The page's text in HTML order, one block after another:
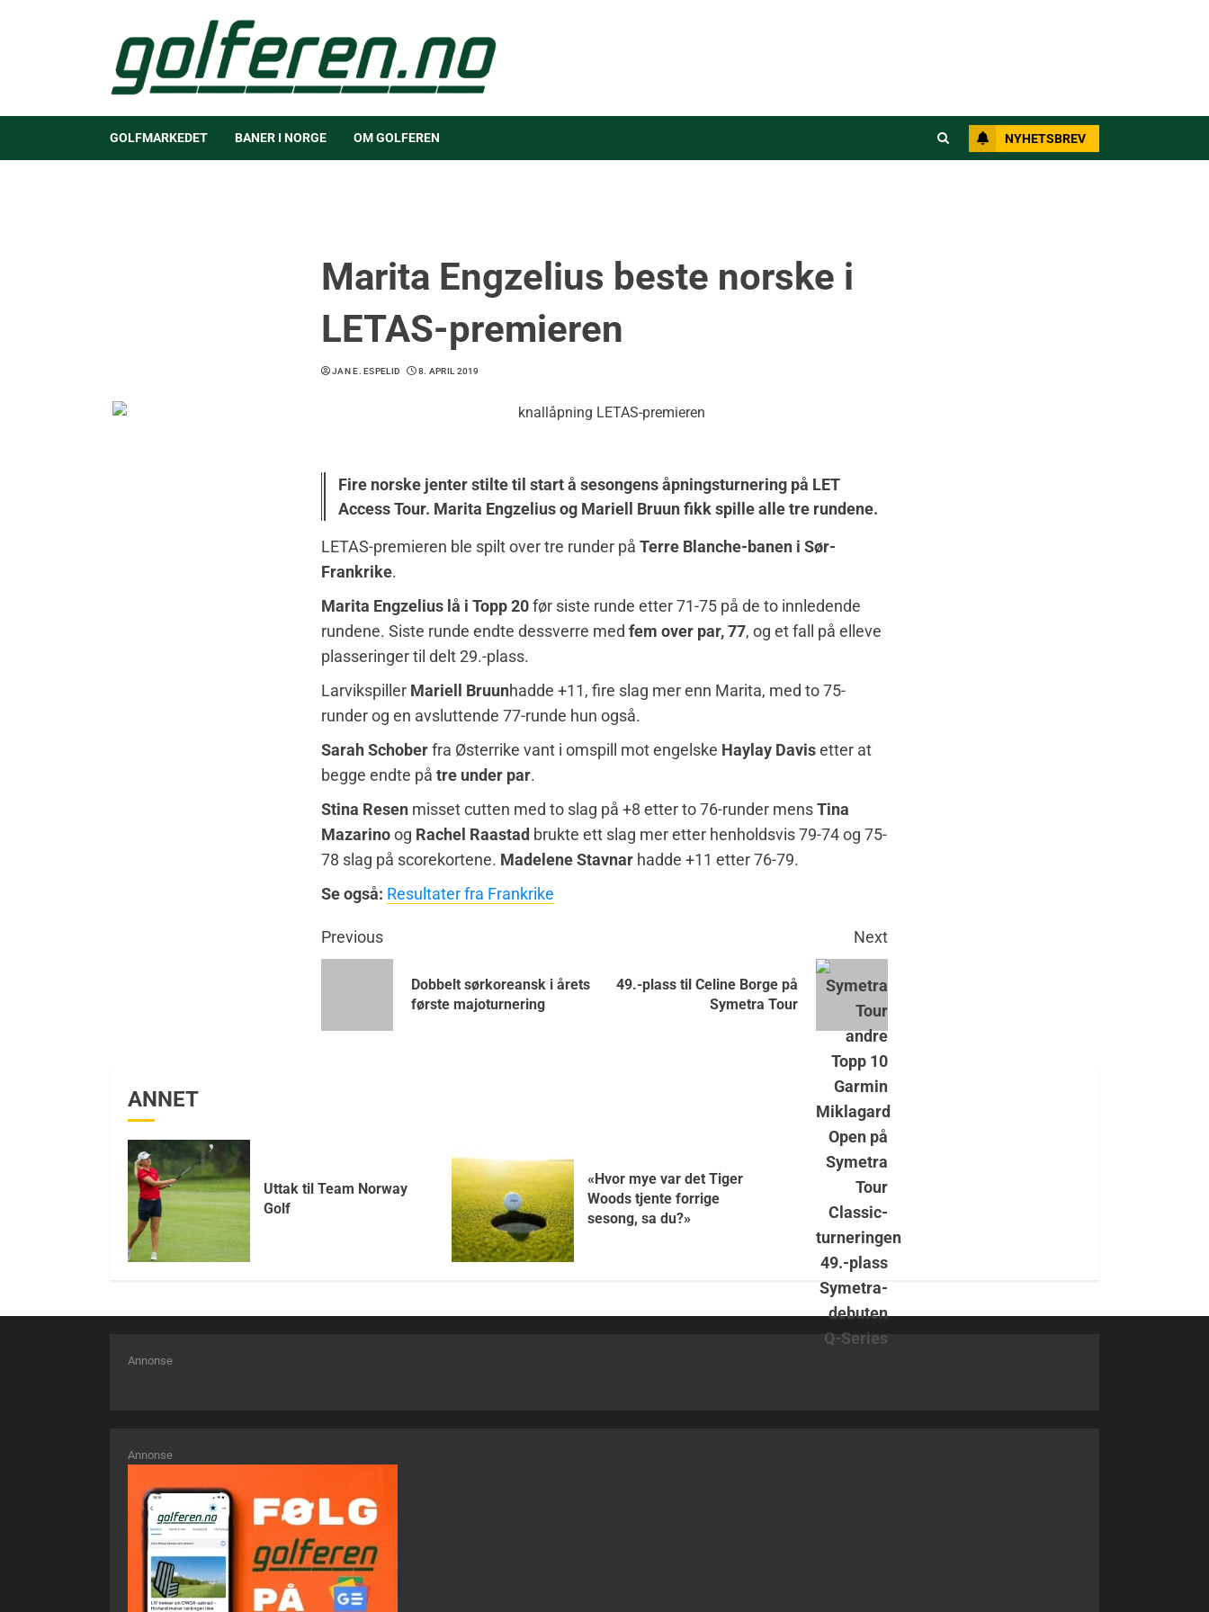
GOLFMARKEDET BANER I NORGE OM GOLFEREN NYHETSBREV
Marita Engzelius beste norske i
LETAS-premieren
JAN E. ESPELID 8. APRIL 2019
Fire norske jenter stilte til start å sesongens åpningsturnering på LET
Access Tour. Marita Engzelius og Mariell Bruun fikk spille alle tre rundene.
LETAS-premieren ble spilt over tre runder på Terre Blanche-banen i Sør-
Frankrike.
Marita Engzelius lå i Topp 20før siste runde etter 71-75 på de to innledende
rundene. Siste runde endte dessverre med fem over par, 77, og et fall på elleve
plasseringer til delt 29.-plass.
Larvikspiller Mariell Bruunhadde +11, fire slag mer enn Marita, med to 75-
runder og en avsluttende 77-runde hun også.
Sarah Schoberfra Østerrike vant i omspill mot engelske Haylay Davisetter at
begge endte på tre under par.
Stina Resen misset cutten med to slag på +8 etter to 76-runder mensTina
Mazarinoog Rachel Raastad brukte ett slag mer etter henholdsvis 79-74 og 75-
78 slag på scorekortene. Madelene Stavnar hadde +11 etter 76-79.
Se også: Resultater fra Frankrike
Previous
Dobbelt sørkoreansk i årets
første majoturnering
Next
49.-plass til Celine Borge på
Symetra Tour
ANNET
Uttak til Team Norway
Golf
«Hvor mye var det Tiger
Woods tjente forrige
sesong, sa du?»
Annonse
Annonse